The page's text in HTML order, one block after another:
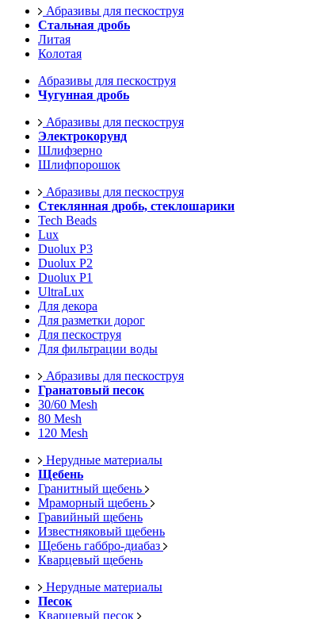
Абразивы для пескоструя
Стальная дробь
Литая
Колотая
Абразивы для пескоструя
Чугунная дробь
Абразивы для пескоструя
Электрокорунд
Шлифзерно
Шлифпорошок
Абразивы для пескоструя
Стеклянная дробь, стеклошарики
Tech Beads
Lux
Duolux P3
Duolux P2
Duolux P1
UltraLux
Для декора
Для разметки дорог
Для пескоструя
Для фильтрации воды
Абразивы для пескоструя
Гранатовый песок
30/60 Mesh
80 Mesh
120 Mesh
Нерудные материалы
Щебень
Гранитный щебень
Мраморный щебень
Гравийный щебень
Известняковый щебень
Щебень габбро-диабаз
Кварцевый щебень
Нерудные материалы
Песок
Кварцевый песок